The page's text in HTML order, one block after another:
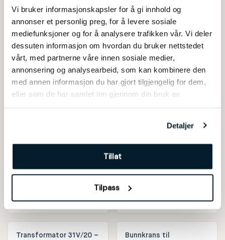
Vi bruker informasjonskapsler for å gi innhold og
annonser et personlig preg, for å levere sosiale
mediefunksjoner og for å analysere trafikken vår. Vi deler
dessuten informasjon om hvordan du bruker nettstedet
vårt, med partnerne våre innen sosiale medier,
annonsering og analysearbeid, som kan kombinere den
med annen informasjon du har gjort tilgjengelig for dem,
eller som de har samlet inn gjennom din bruk av
Detaljer
Tillat
Tilpass
varmhvit
Frakr11.910
DUOLED med app
Frakr9.440
Flaggstanglys Standard
Fra kr990
Lyslenke for flaggstang
– 20m
kr1.975 inkl. mva
Frakr2.345
Lysgran Glimma DUOLED
Frakr2.870
Transformator 31V/20 –
Bunnkrans til